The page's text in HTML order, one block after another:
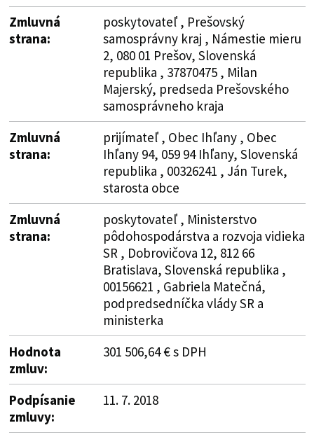
Zmluvná
strana:
poskytovateľ , Prešovský
samosprávny kraj , Námestie mieru
2, 080 01 Prešov, Slovenská
republika , 37870475 , Milan
Majerský, predseda Prešovského
samosprávneho kraja
Zmluvná
strana:
prijímateľ , Obec Ihľany , Obec
Ihľany 94, 059 94 Ihľany, Slovenská
republika , 00326241 , Ján Turek,
starosta obce
Zmluvná
strana:
poskytovateľ , Ministerstvo
pôdohospodárstva a rozvoja vidieka
SR , Dobrovičova 12, 812 66
Bratislava, Slovenská republika ,
00156621 , Gabriela Matečná,
podpredsedníčka vlády SR a
ministerka
Hodnota
zmluv:
301 506,64 € s DPH
Podpísanie
zmluvy:
11. 7. 2018